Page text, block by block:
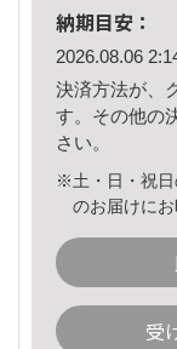
納期目安：
2026.08.06
決済方法が、
す。その他の
さい。
※土・日・祝日
のお届けに
受